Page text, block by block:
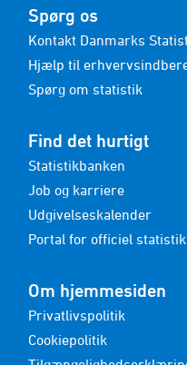
Spørg os
Kontakt Danmarks
Hjælp til
Spørg om statistik
Find det hurtigt
Statistikbanken
Job og karriere
Udgivelseskalender
Portal for officiel statistik
Om hjemmesiden
Privatlivspolitik
Cookiepolitik